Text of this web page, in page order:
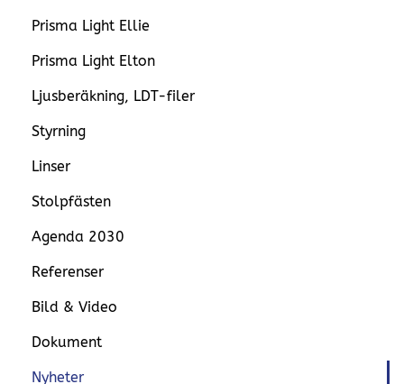
Prisma Light Ellie
Prisma Light Elton
Ljusberäkning, LDT-filer
Styrning
Linser
Stolpfästen
Agenda 2030
Referenser
Bild & Video
Dokument
Nyheter